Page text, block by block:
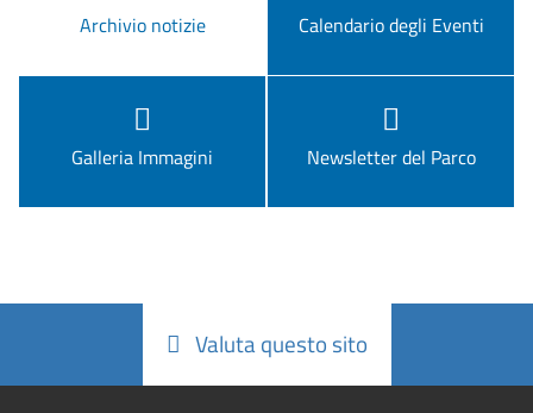
Archivio notizie Calendario degli Eventi
Galleria Immagini Newsletter del Parco
Valuta questo sito